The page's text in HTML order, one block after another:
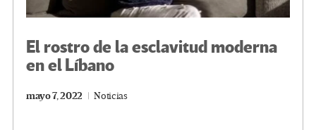
El rostro de la esclavitud moderna
en el Líbano
mayo 7, 2022 Noticias